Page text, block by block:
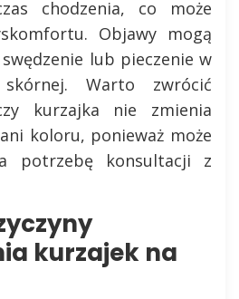
chodzenia, co może
Objawy mogą
lub pieczenie w
Warto zwrócić
kurzajka nie zmienia
koloru, ponieważ może
potrzebę konsultacji z
kurzajek na